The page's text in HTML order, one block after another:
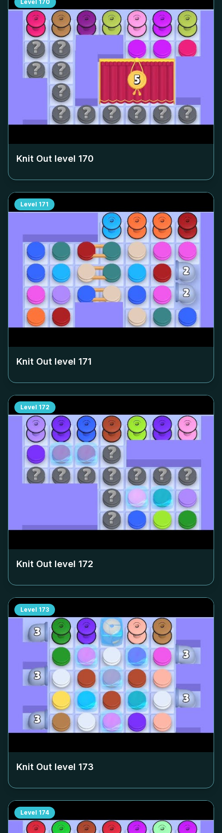
Level 170
Knit Out level 170
Level 171
Knit Out level 171
Level 172
Knit Out level 172
Level 173
Knit Out level 173
Level 174